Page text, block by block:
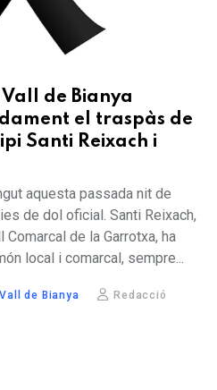
de Bianya
el traspàs de
Santi Reixach i
aquesta passada nit de
de dol oficial. Santi Reixach,
de la Garrotxa, ha
local i comarcal, sempre...
de Bianya Redacció